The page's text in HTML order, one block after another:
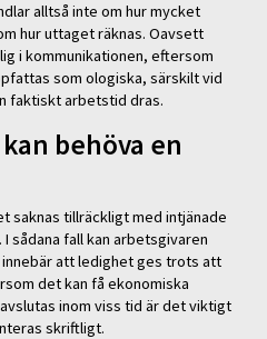
alltså inte om hur mycket
hur uttaget räknas. Oavsett
i kommunikationen, eftersom
som ologiska, särskilt vid
faktiskt arbetstid dras.
behöva en
saknas tillräckligt med intjänade
sådana fall kan arbetsgivaren
att ledighet ges trots att
det kan få ekonomiska
inom viss tid är det viktigt
skriftligt.